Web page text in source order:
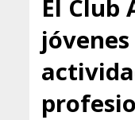
El Club